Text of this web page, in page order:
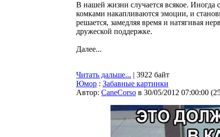
В нашей жизни случается всякое.
комками накапливаются эмоции, и
решается, замедляя время и натягивая
дружеской поддержке.
Далее...
Читать дальше... | 3922 байт
Юмор : Забавные картинки
Автор: CaneCorso в 30/05/2012 07:00:00 (